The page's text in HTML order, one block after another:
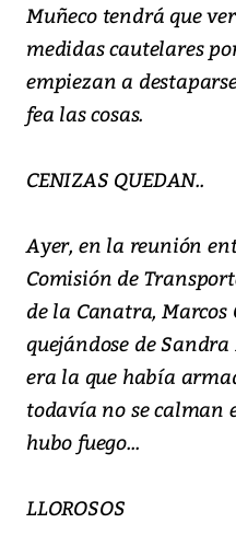
Muñeco tendrá que
medidas cautelares
empiezan a
fea las cosas.
CENIZAS QUEDAN..
Ayer, en la reunión
Comisión de
de la Canatra, Marcos
quejándose de
era la que había
todavía no se calman
hubo fuego...
LLOROSOS